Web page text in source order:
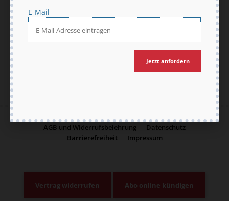
Jetzt anmelden
AGB und Widerrufsbelehrung
Datenschutz
Barrierefreiheit
Impressum
Vertrag widerrufen Abo online kündigen
E-Mail
Jetzt anfordern